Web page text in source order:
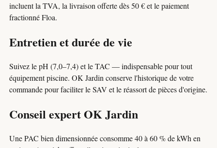
incluent la TVA, la livraison offerte dès 50 € et le paiement
fractionné Floa.
Entretien et durée de vie
Suivez le pH (7,0–7,4) et le TAC — indispensable pour tout
équipement piscine. OK Jardin conserve l'historique de votre
commande pour faciliter le SAV et le réassort de pièces d'origine.
Conseil expert OK Jardin
Une PAC bien dimensionnée consomme 40 à 60 % de kWh en